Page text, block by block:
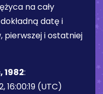
na cały
datę i
pierwszej i ostatniej
1982:
16:00:19 (UTC)